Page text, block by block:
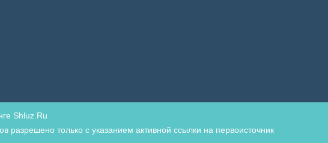
Shluz.Ru
разрешено только с указанием активной ссылки на первоисточник